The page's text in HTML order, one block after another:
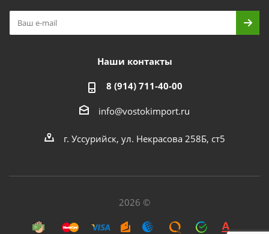
Наши контакты
8 (914) 711-40-00
info@vostokimport.ru
г. Уссурийск, ул. Некрасова 258Б, ст5
2026 ©